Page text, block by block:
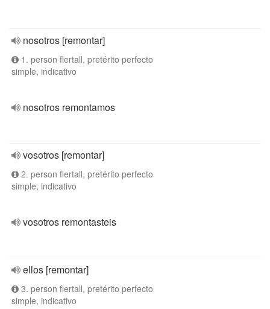
nosotros [remontar]
1. person flertall, pretérito perfecto
simple, indicativo
nosotros remontamos
vosotros [remontar]
2. person flertall, pretérito perfecto
simple, indicativo
vosotros remontasteis
ellos [remontar]
3. person flertall, pretérito perfecto
simple, indicativo